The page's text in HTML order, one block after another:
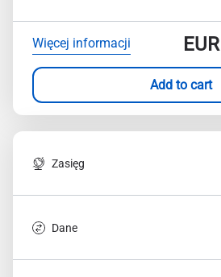
Więcej informacji EUR
Add to cart
Zasięg
Dane